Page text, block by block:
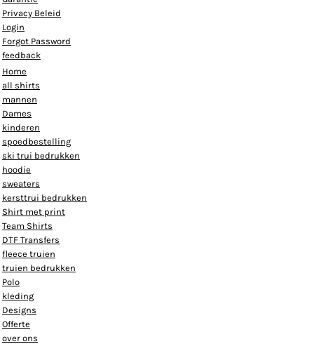
Privacy Beleid
Login
Forgot Password
feedback
Home
all shirts
mannen
Dames
kinderen
spoedbestelling
ski trui bedrukken
hoodie
sweaters
kersttrui bedrukken
Shirt met print
Team Shirts
DTF Transfers
fleece truien
truien bedrukken
Polo
kleding
Designs
Offerte
over ons